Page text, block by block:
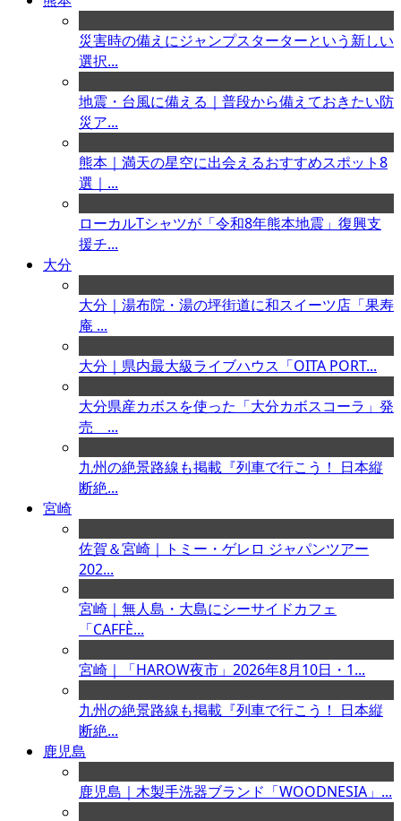
災害時の備えにジャンプスターターという新しい
選択...
地震・台風に備える｜普段から備えておきたい防
災ア...
熊本｜満天の星空に出会えるおすすめスポット8
選｜...
ローカルTシャツが「令和8年熊本地震」復興支
援チ...
大分
大分｜湯布院・湯の坪街道に和スイーツ店「果寿
庵 ...
大分｜県内最大級ライブハウス「OITA PORT...
大分県産カボスを使った「大分カボスコーラ」発
売 ...
九州の絶景路線も掲載『列車で行こう！ 日本縦
断絶...
宮崎
佐賀＆宮崎｜トミー・ゲレロ ジャパンツアー
202...
宮崎｜無人島・大島にシーサイドカフェ
「CAFFÈ...
宮崎｜「HAROW夜市」2026年8月10日・1...
九州の絶景路線も掲載『列車で行こう！ 日本縦
断絶...
鹿児島
鹿児島｜木製手洗器ブランド「WOODNESIA」...